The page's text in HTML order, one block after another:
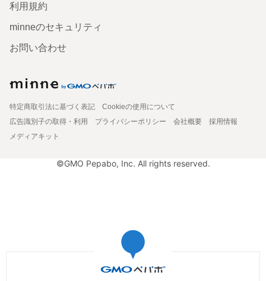
利用規約
minneのセキュリティ
お問い合わせ
特定商取引法に基づく表記
Cookieの使用について
広告識別子の取得・利用
プライバシーポリシー 会社概要
採用情報
メディアキット
©GMO Pepabo, Inc. All rights reserved.